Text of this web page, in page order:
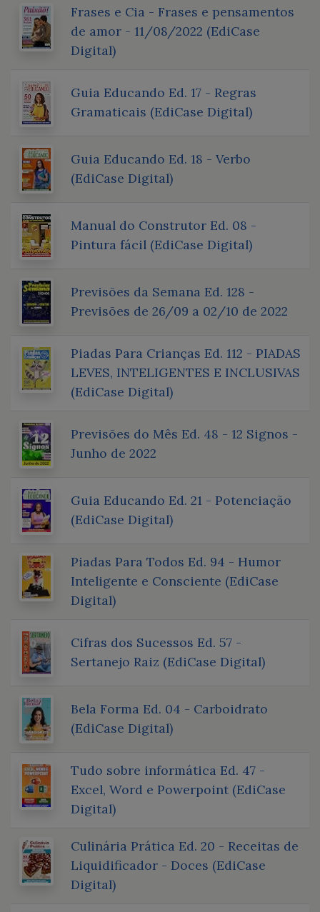
Frases e Cia - Frases e pensamentos
de amor - 11/08/2022 (EdiCase
Digital)
Guia Educando Ed. 17 - Regras
Gramaticais (EdiCase Digital)
Guia Educando Ed. 18 - Verbo
(EdiCase Digital)
Manual do Construtor Ed. 08 -
Pintura fácil (EdiCase Digital)
Previsões da Semana Ed. 128 -
Previsões de 26/09 a 02/10 de 2022
Piadas Para Crianças Ed. 112 - PIADAS
LEVES, INTELIGENTES E INCLUSIVAS
(EdiCase Digital)
Previsões do Mês Ed. 48 - 12 Signos -
Junho de 2022
Guia Educando Ed. 21 - Potenciação
(EdiCase Digital)
Piadas Para Todos Ed. 94 - Humor
Inteligente e Consciente (EdiCase
Digital)
Cifras dos Sucessos Ed. 57 -
Sertanejo Raiz (EdiCase Digital)
Bela Forma Ed. 04 - Carboidrato
(EdiCase Digital)
Tudo sobre informática Ed. 47 -
Excel, Word e Powerpoint (EdiCase
Digital)
Culinária Prática Ed. 20 - Receitas de
Liquidificador - Doces (EdiCase
Digital)